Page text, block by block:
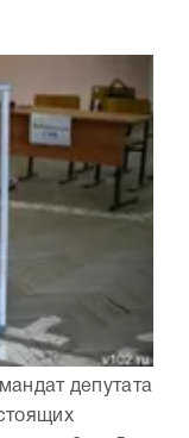
депутата